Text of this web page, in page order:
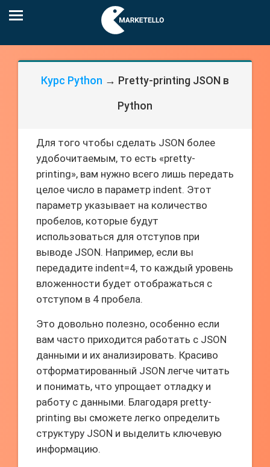
Курс Python → Pretty-printing JSON в
Python
Для того чтобы сделать JSON более
удобочитаемым, то есть «pretty-
printing», вам нужно всего лишь передать
целое число в параметр indent. Этот
параметр указывает на количество
пробелов, которые будут
использоваться для отступов при
выводе JSON. Например, если вы
передадите indent=4, то каждый уровень
вложенности будет отображаться с
отступом в 4 пробела.
Это довольно полезно, особенно если
вам часто приходится работать с JSON
данными и их анализировать. Красиво
отформатированный JSON легче читать
и понимать, что упрощает отладку и
работу с данными. Благодаря pretty-
printing вы сможете легко определить
структуру JSON и выделить ключевую
информацию.